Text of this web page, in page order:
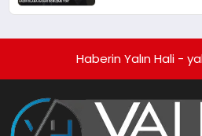
Haberin Yalın Hali -